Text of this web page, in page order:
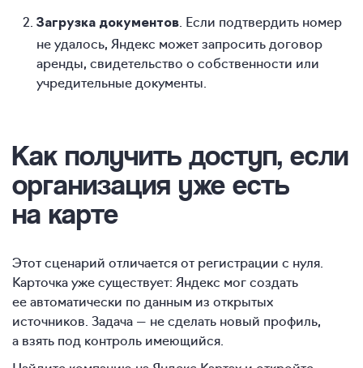
Загрузка документов . Если подтвердить номер
не удалось, Яндекс может запросить договор
аренды, свидетельство о собственности или
учредительные документы.
Как получить доступ, если
организация уже есть
на карте
Этот сценарий отличается от регистрации с нуля.
Карточка уже существует: Яндекс мог создать
ее автоматически по данным из открытых
источников. Задача — не сделать новый профиль,
а взять под контроль имеющийся.